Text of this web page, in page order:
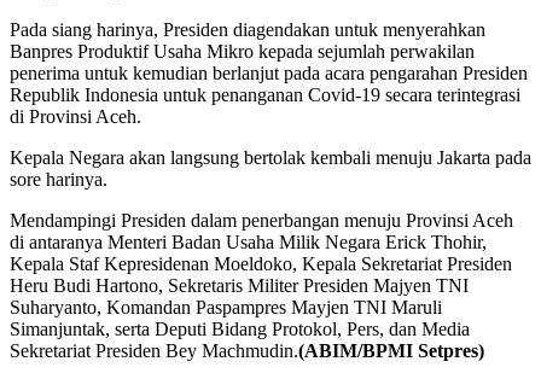
Pada siang harinya, Presiden diagendakan untuk menyerahkan
Banpres Produktif Usaha Mikro kepada sejumlah perwakilan
penerima untuk kemudian berlanjut pada acara pengarahan Presiden
Republik Indonesia untuk penanganan Covid-19 secara terintegrasi
di Provinsi Aceh.
Kepala Negara akan langsung bertolak kembali menuju Jakarta pada
sore harinya.
Mendampingi Presiden dalam penerbangan menuju Provinsi Aceh
di antaranya Menteri Badan Usaha Milik Negara Erick Thohir,
Kepala Staf Kepresidenan Moeldoko, Kepala Sekretariat Presiden
Heru Budi Hartono, Sekretaris Militer Presiden Majyen TNI
Suharyanto, Komandan Paspampres Mayjen TNI Maruli
Simanjuntak, serta Deputi Bidang Protokol, Pers, dan Media
Sekretariat Presiden Bey Machmudin.(ABIM/BPMI Setpres)